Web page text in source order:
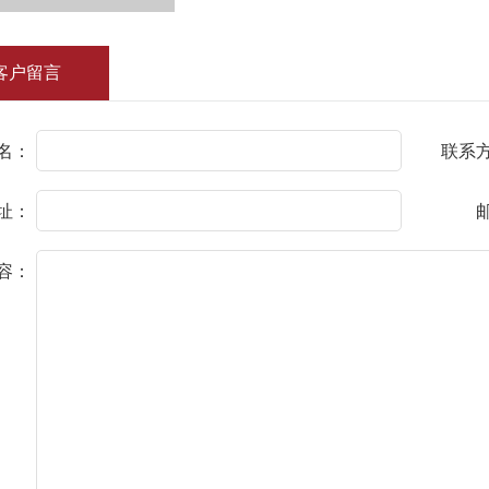
户留言
： 联系
：
：